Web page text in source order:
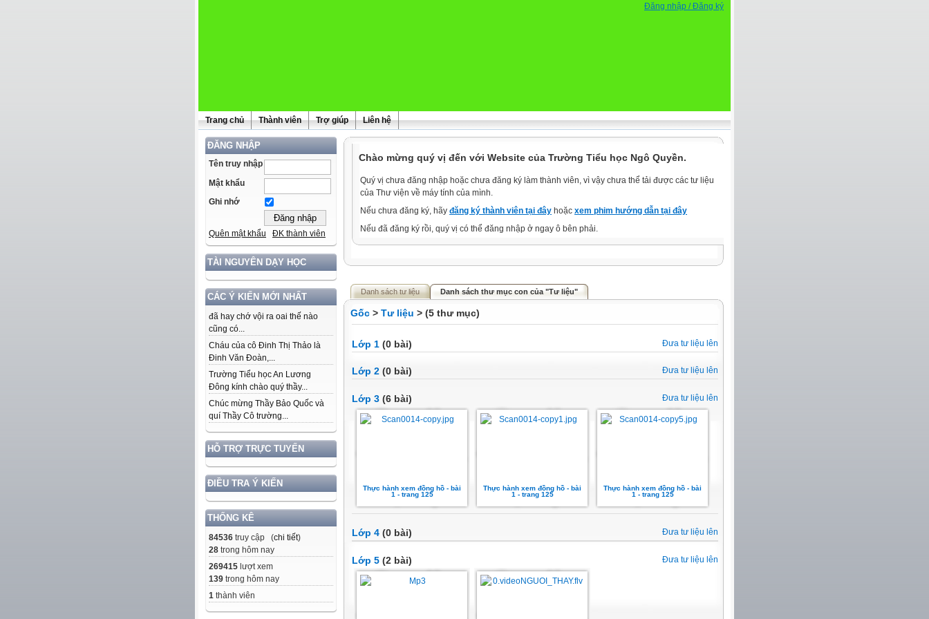
Đăng nhập / Đăng ký
Trang chủ Thành viên Trợ giúp Liên hệ
ĐĂNG NHẬP
Tên truy nhập
Mật khẩu
Ghi nhớ
Quên mật khẩu ĐK thành viên
TÀI NGUYÊN DẠY HỌC
CÁC Ý KIẾN MỚI NHẤT
đã hay chớ vội ra oai thế nào
cũng có...
Cháu của cô Đinh Thị Thảo là
Đinh Văn Đoàn,...
Trường Tiểu học An Lương
Đông kính chào quý thầy...
Chúc mừng Thầy Bảo Quốc và
quí Thầy Cô trường...
HỖ TRỢ TRỰC TUYẾN
ĐIỀU TRA Ý KIẾN
THỐNG KÊ
84536 truy cập (chi tiết)
28 trong hôm nay
269415 lượt xem
139 trong hôm nay
1 thành viên
Chào mừng quý vị đến với Website của Trường Tiểu học Ngô Quyền.
Quý vị chưa đăng nhập hoặc chưa đăng ký làm thành viên, vì vậy chưa thể tải được các tư liệu
của Thư viện về máy tính của mình.
Nếu chưa đăng ký, hãy đăng ký thành viên tại đây hoặc xem phim hướng dẫn tại đây
Nếu đã đăng ký rồi, quý vị có thể đăng nhập ở ngay ô bên phải.
Danh sách tư liệu Danh sách thư mục con của "Tư liệu"
Gốc > Tư liệu > (5 thư mục)
Đưa tư liệu lên
Lớp 1 (0 bài)
Đưa tư liệu lên
Lớp 2 (0 bài)
Đưa tư liệu lên
Lớp 3 (6 bài)
Thực hành xem đồng hồ - bài
1 - trang 125
Thực hành xem đồng hồ - bài
1 - trang 125
Thực hành xem đồng hồ - bài
1 - trang 125
Đưa tư liệu lên
Lớp 4 (0 bài)
Đưa tư liệu lên
Lớp 5 (2 bài)